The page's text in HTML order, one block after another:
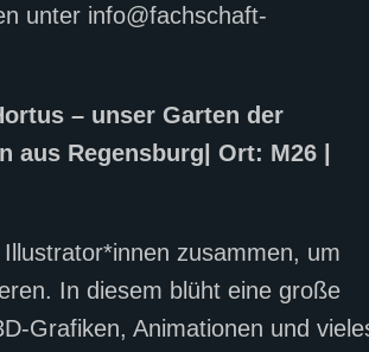
unter info@fachschaft-
– unser Garten der
Regensburg| Ort: M26 |
zusammen, um
In diesem blüht eine große
Grafiken, Animationen und